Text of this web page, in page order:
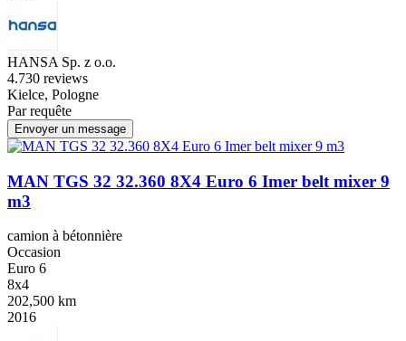
HANSA Sp. z o.o.
4.730 reviews
Kielce, Pologne
Par requête
Envoyer un message
MAN TGS 32 32.360 8X4 Euro 6 Imer belt mixer 9
m3
camion à bétonnière
Occasion
Euro 6
8x4
202,500 km
2016